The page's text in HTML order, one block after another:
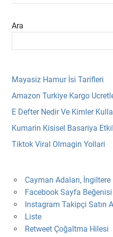
Ara
Mayasiz Hamur İsi Tarifleri
Amazon Turkiye Kargo
E Defter Nedir Ve Kimler
Kumarin Kisisel Basariya
Tiktok Viral Olmagin Yollari
Cayman Adaları,
Facebook Sayfa
Instagram Takipçi Satın
Liste
Retweet Çoğaltma Hilesi